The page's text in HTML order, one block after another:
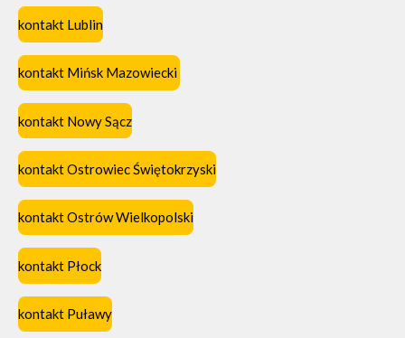
kontakt Lublin
kontakt Mińsk Mazowiecki
kontakt Nowy Sącz
kontakt Ostrowiec Świętokrzyski
kontakt Ostrów Wielkopolski
kontakt Płock
kontakt Puławy